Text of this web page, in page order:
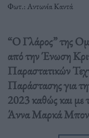
Φωτ.: Αντωνία Καντά
“Ο Γλάρος” της
από την Ένωση
Παραστατικών
Παράστασης για
2023 καθώς και με
Άννα Μαρκά